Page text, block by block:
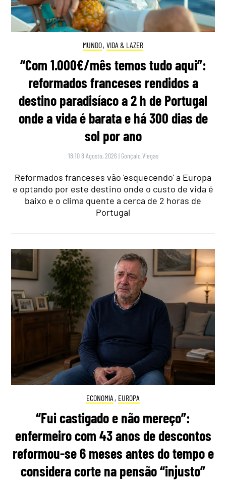
MUNDO, VIDA & LAZER
“Com 1.000€/mês temos tudo aqui”:
reformados franceses rendidos a
destino paradisíaco a 2 h de Portugal
onde a vida é barata e há 300 dias de
sol por ano
18:10 8 Agosto, 2026 | Gonçalo Viegas
Reformados franceses vão 'esquecendo' a Europa
e optando por este destino onde o custo de vida é
baixo e o clima quente a cerca de 2 horas de
Portugal
ECONOMIA , EUROPA
“Fui castigado e não mereço”:
enfermeiro com 43 anos de descontos
reformou-se 6 meses antes do tempo e
considera corte na pensão “injusto”